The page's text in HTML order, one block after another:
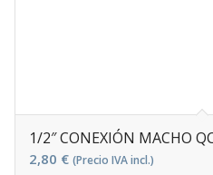
1/2″ CONEXIÓN MACHO
2,80 € (Precio IVA incl.)